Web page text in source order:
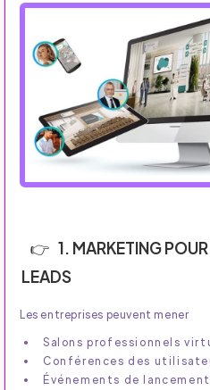
1. MARKETING
LEADS
Les entreprises peuvent mener
Salons professionnels
Conférences des
Événements de